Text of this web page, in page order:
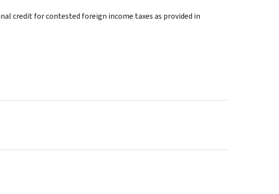
credit for contested foreign income taxes as provided in